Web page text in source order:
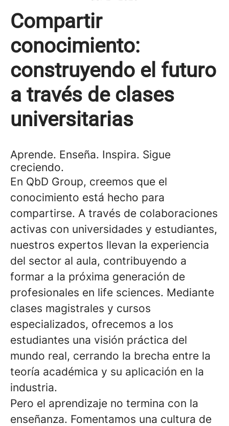
Compartir
conocimiento:
construyendo el futuro
a través de clases
universitarias
Aprende. Enseña. Inspira. Sigue
creciendo.
En QbD Group, creemos que el
conocimiento está hecho para
compartirse. A través de colaboraciones
activas con universidades y estudiantes,
nuestros expertos llevan la experiencia
del sector al aula, contribuyendo a
formar a la próxima generación de
profesionales en life sciences. Mediante
clases magistrales y cursos
especializados, ofrecemos a los
estudiantes una visión práctica del
mundo real, cerrando la brecha entre la
teoría académica y su aplicación en la
industria.
Pero el aprendizaje no termina con la
enseñanza. Fomentamos una cultura de